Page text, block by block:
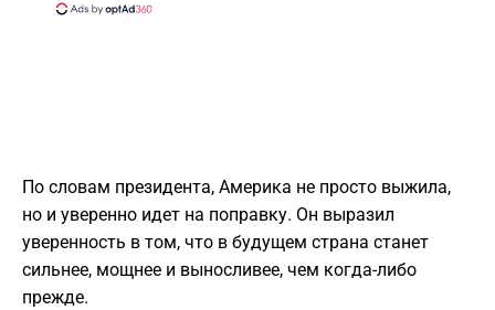
По словам президента, Америка не просто выжила,
но и уверенно идет на поправку. Он выразил
уверенность в том, что в будущем страна станет
сильнее, мощнее и выносливее, чем когда-либо
прежде.